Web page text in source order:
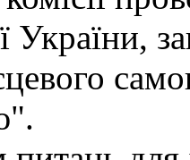
України,